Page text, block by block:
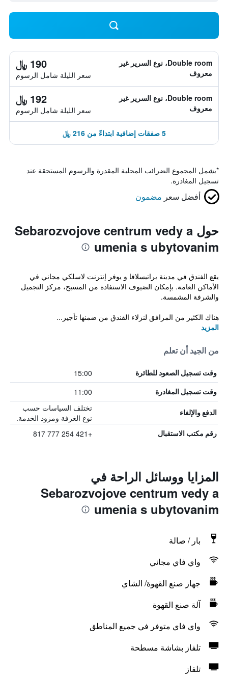
Double room، نوع السرير غير
معروف
190 ﷼
سعر الليلة شامل الرسوم
Double room، نوع السرير غير
معروف
192 ﷼
سعر الليلة شامل الرسوم
5 صفقات إضافية ابتداءً من 216 ﷼
*يشمل المجموع الضرائب المحلية المقدرة والرسوم المستحقة عند
تسجيل المغادرة.
أفضل سعر مضمون
حول Sebarozvojove centrum vedy a
umenia s ubytovanim
يقع الفندق في مدينة براتيسلافا و يوفر إنترنت لاسلكي مجاني في
الأماكن العامة. بإمكان الضيوف الاستفادة من المسبح، مركز التجميل
والشرفة المشمسة.
هناك الكثير من المرافق لنزلاء الفندق من ضمنها تأجير...
المزيد
من الجيد أن تعلم
وقت تسجيل الصعود للطائرة 15:00
وقت تسجيل المغادرة 11:00
الدفع والإلغاء
تختلف السياسات حسب
نوع الغرفة ومزود الخدمة.
رقم مكتب الاستقبال +421 254 777 817
المزايا ووسائل الراحة في
Sebarozvojove centrum vedy a
umenia s ubytovanim
بار / صالة
واي فاي مجاني
جهاز صنع القهوة/ الشاي
آلة صنع القهوة
واي فاي متوفر في جميع المناطق
تلفاز بشاشة مسطحة
تلفاز